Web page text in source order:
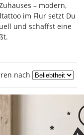
– modern,
im Flur setzt Du
und schaffst eine
nach